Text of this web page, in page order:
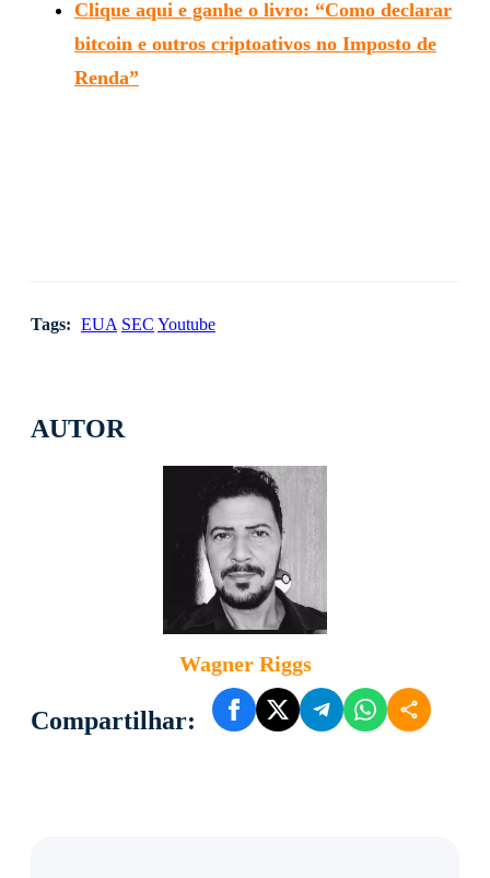
AUTOR
Wagner Riggs
Compartilhar:
Clique aqui e ganhe o livro: “Como declarar
bitcoin e outros criptoativos no Imposto de
Renda”
Tags: EUA SEC Youtube